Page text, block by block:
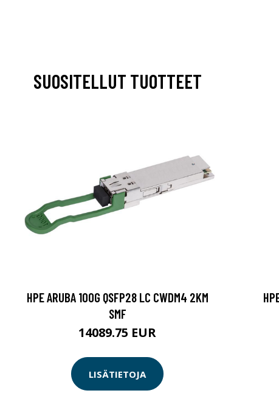
SUOSITELLUT TUOTTEET
HPE ARUBA 100G QSFP28 LC CWDM4 2KM
SMF
14089.75 EUR
LISÄTIETOJA